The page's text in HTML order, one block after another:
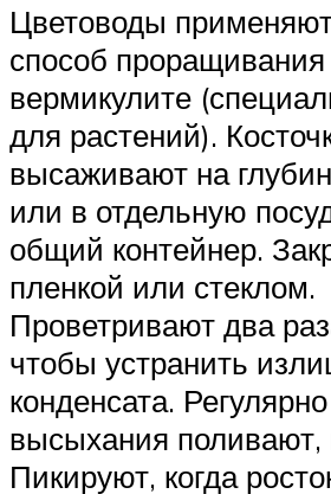
Цветоводы
способ
вермикулите
для растений).
высаживают на
или в отдельную
общий контейнер.
пленкой или стеклом.
Проветривают два
чтобы устранить
конденсата.
высыхания поливают,
Пикируют, когда